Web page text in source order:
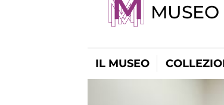
IL MUSEO